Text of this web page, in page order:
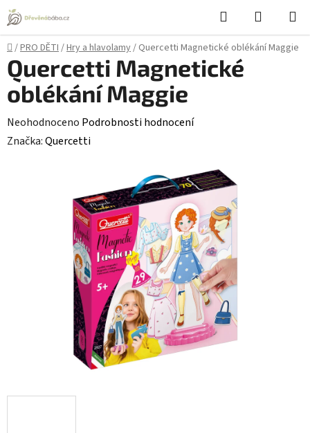
Přejít
na
obsah
Hledat
KOŠÍK
Domů
/PRO DĚTI/Hry a hlavolamy/ Quercetti Magnetické oblékání Maggie
Quercetti Magnetické
oblékání Maggie
Průměrné
hodnocení
Neohodnoceno Podrobnosti hodnocení
Značka:Quercetti